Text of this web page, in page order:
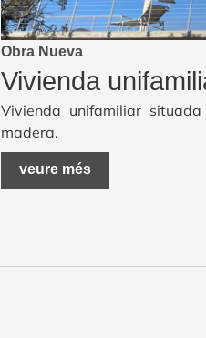
Obra Nueva
Vivienda
Vivienda unifamiliar
madera.
veure més